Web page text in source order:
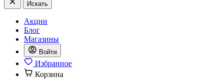
Искать
Акции
Блог
Магазины
Войти
Избранное
Корзина